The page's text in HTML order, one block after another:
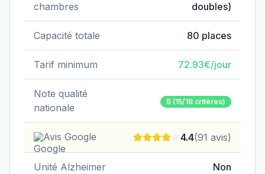
chambres
doubles)
Capacité totale 80 places
Tarif minimum 72.93€/jour
Note qualité
nationale
B (15/18 critères)
Avis Google 4.4(91 avis)
Unité Alzheimer Non